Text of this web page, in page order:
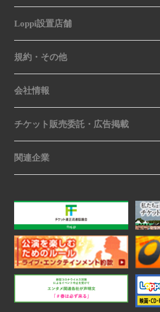
Loppi設置店舗
規約・その他
会社情報
チケット販売委託・広告掲載
関連企業